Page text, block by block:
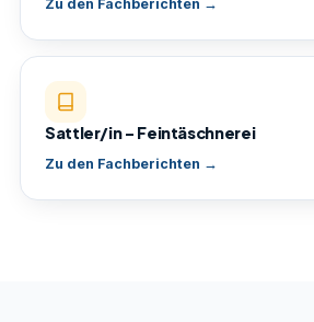
Zu den Fachberichten →
Sattler/in – Feintäschnerei
Zu den Fachberichten →